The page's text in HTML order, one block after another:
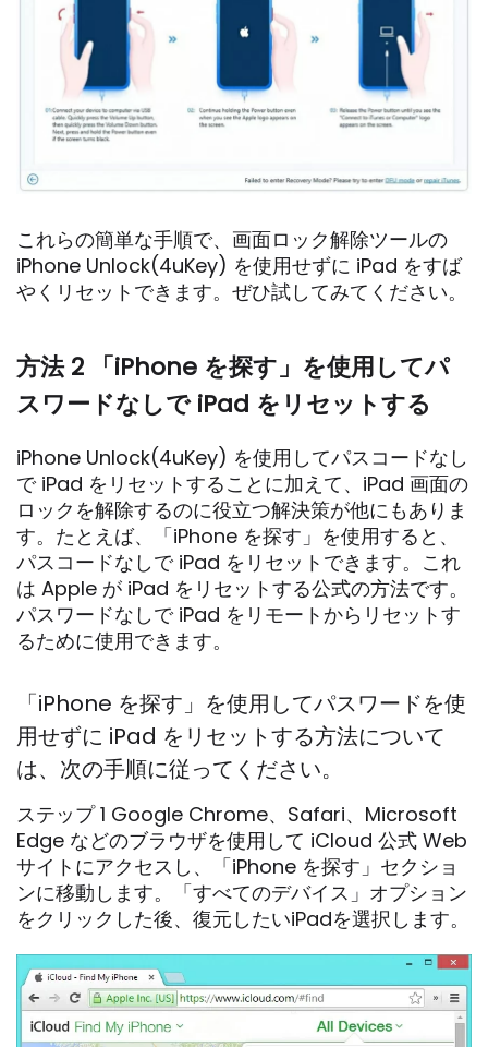
これらの簡単な手順で、画面ロック解除ツールの
iPhone Unlock(4uKey) を使用せずに iPad をすば
やくリセットできます。ぜひ試してみてください。
方法 2 「iPhone を探す」を使用してパ
スワードなしで iPad をリセットする
iPhone Unlock(4uKey) を使用してパスコードなし
で iPad をリセットすることに加えて、iPad 画面の
ロックを解除するのに役立つ解決策が他にもありま
す。たとえば、「iPhone を探す」を使用すると、
パスコードなしで iPad をリセットできます。これ
は Apple が iPad をリセットする公式の方法です。
パスワードなしで iPad をリモートからリセットす
るために使用できます。
「iPhone を探す」を使用してパスワードを使
用せずに iPad をリセットする方法について
は、次の手順に従ってください。
ステップ 1 Google Chrome、Safari、Microsoft
Edge などのブラウザを使用して iCloud 公式 Web
サイトにアクセスし、「iPhone を探す」セクショ
ンに移動します。「すべてのデバイス」オプション
をクリックした後、復元したいiPadを選択します。